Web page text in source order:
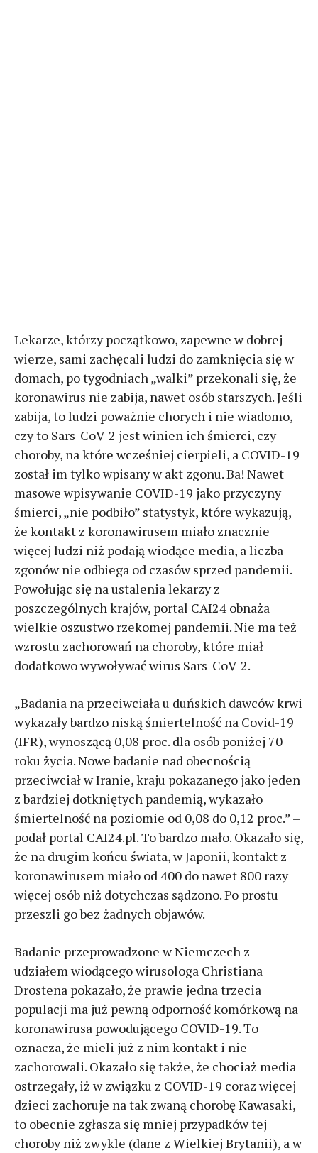
Lekarze, którzy początkowo, zapewne w dobrej
wierze, sami zachęcali ludzi do zamknięcia się w
domach, po tygodniach „walki” przekonali się, że
koronawirus nie zabija, nawet osób starszych. Jeśli
zabija, to ludzi poważnie chorych i nie wiadomo,
czy to Sars-CoV-2 jest winien ich śmierci, czy
choroby, na które wcześniej cierpieli, a COVID-19
został im tylko wpisany w akt zgonu. Ba! Nawet
masowe wpisywanie COVID-19 jako przyczyny
śmierci, „nie podbiło” statystyk, które wykazują,
że kontakt z koronawirusem miało znacznie
więcej ludzi niż podają wiodące media, a liczba
zgonów nie odbiega od czasów sprzed pandemii.
Powołując się na ustalenia lekarzy z
poszczególnych krajów, portal CAI24 obnaża
wielkie oszustwo rzekomej pandemii. Nie ma też
wzrostu zachorowań na choroby, które miał
dodatkowo wywoływać wirus Sars-CoV-2.
„Badania na przeciwciała u duńskich dawców krwi
wykazały bardzo niską śmiertelność na Covid-19
(IFR), wynoszącą 0,08 proc. dla osób poniżej 70
roku życia. Nowe badanie nad obecnością
przeciwciał w Iranie, kraju pokazanego jako jeden
z bardziej dotkniętych pandemią, wykazało
śmiertelność na poziomie od 0,08 do 0,12 proc.” –
podał portal CAI24.pl. To bardzo mało. Okazało się,
że na drugim końcu świata, w Japonii, kontakt z
koronawirusem miało od 400 do nawet 800 razy
więcej osób niż dotychczas sądzono. Po prostu
przeszli go bez żadnych objawów.
Badanie przeprowadzone w Niemczech z
udziałem wiodącego wirusologa Christiana
Drostena pokazało, że prawie jedna trzecia
populacji ma już pewną odporność komórkową na
koronawirusa powodującego COVID-19. To
oznacza, że mieli już z nim kontakt i nie
zachorowali. Okazało się także, że chociaż media
ostrzegały, iż w związku z COVID-19 coraz więcej
dzieci zachoruje na tak zwaną chorobę Kawasaki,
to obecnie zgłasza się mniej przypadków tej
choroby niż zwykle (dane z Wielkiej Brytanii), a w